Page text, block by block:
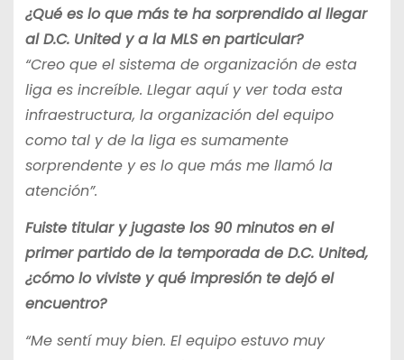
¿Qué es lo que más te ha sorprendido al llegar
al D.C. United y a la MLS en particular?
“Creo que el sistema de organización de esta
liga es increíble. Llegar aquí y ver toda esta
infraestructura, la organización del equipo
como tal y de la liga es sumamente
sorprendente y es lo que más me llamó la
atención”.
Fuiste titular y jugaste los 90 minutos en el
primer partido de la temporada de D.C. United,
¿cómo lo viviste y qué impresión te dejó el
encuentro?
“Me sentí muy bien. El equipo estuvo muy